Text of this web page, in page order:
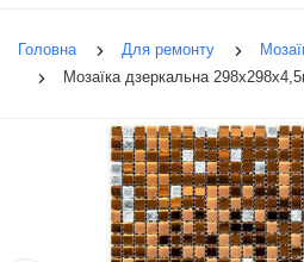
Головна Для ремонту
Мозаїка дзеркальна